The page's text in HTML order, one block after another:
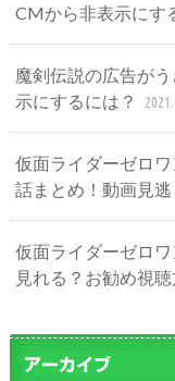
CMから非表示にす
魔剣伝説の広告が
示にするには？
仮面ライダーゼロ
話まとめ！動画見
仮面ライダーゼロ
見れる？お勧め視
アーカイブ